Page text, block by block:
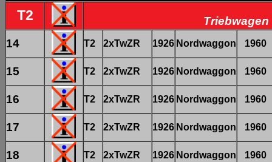
T2
14
T2 2xTwZR 1926 Nordwaggon 1960
15 T2 2xTwZR 1926 Nordwaggon 1960
16 T2 2xTwZR 1926 Nordwaggon 1960
17 T2 2xTwZR 1926 Nordwaggon 1960
18 T2 2xTwZR 1926 Nordwaggon 1960